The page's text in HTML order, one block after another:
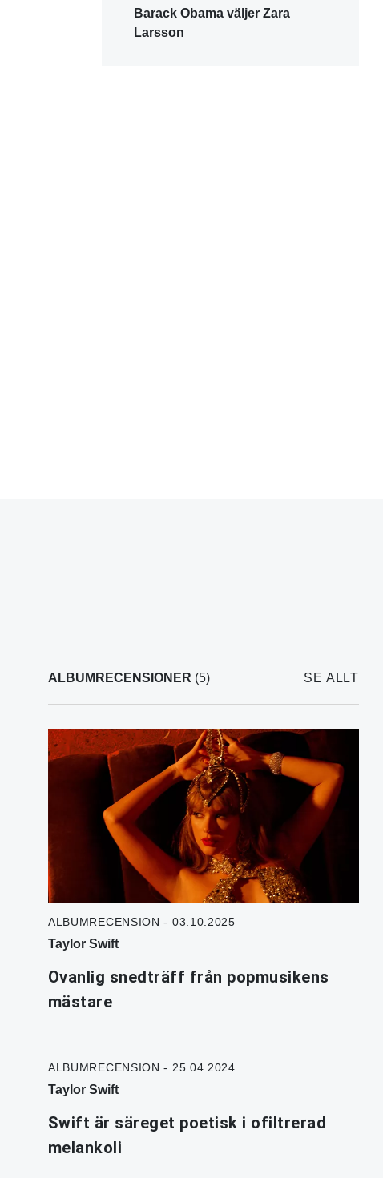
Barack Obama väljer Zara
Larsson
ALBUMRECENSIONER (5) SE ALLT
ALBUMRECENSION - 03.10.2025
Taylor Swift
Ovanlig snedträff från popmusikens
mästare
ALBUMRECENSION - 25.04.2024
Taylor Swift
Swift är säreget poetisk i ofiltrerad
melankoli